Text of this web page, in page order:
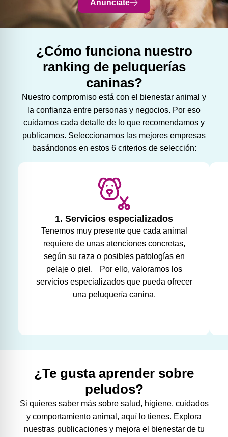
Anúnciate
¿Cómo funciona nuestro
ranking de peluquerías
caninas?
Nuestro compromiso está con el bienestar animal y
la confianza entre personas y negocios. Por eso
cuidamos cada detalle de lo que recomendamos y
publicamos. Seleccionamos las mejores empresas
basándonos en estos 6 criterios de selección:
1. Servicios especializados
Tenemos muy presente que cada animal
requiere de unas atenciones concretas,
según su raza o posibles patologías en
pelaje o piel. Por ello, valoramos los
servicios especializados que pueda ofrecer
una peluquería canina.
¿Te gusta aprender sobre
peludos?
Si quieres saber más sobre salud, higiene, cuidados
y comportamiento animal, aquí lo tienes. Explora
nuestras publicaciones y mejora el bienestar de tu